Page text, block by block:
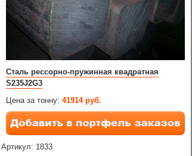
Сталь рессорно-пружинная квадратная
S235J2G3
Цена за тонну: 41914 руб.
Артикул: 1833